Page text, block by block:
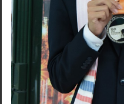
Search
for: